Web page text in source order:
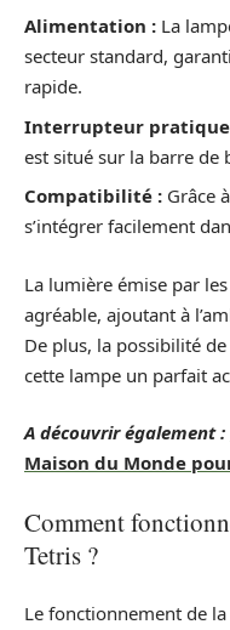
Alimentation : La
secteur standard,
rapide.
Interrupteur
est situé sur la barre de
Compatibilité : Grâce
s’intégrer facilement
La lumière émise par
agréable, ajoutant à
De plus, la possibilité
cette lampe un parfait
A découvrir également :
Maison du Monde
Comment
Tetris ?
Le fonctionnement de